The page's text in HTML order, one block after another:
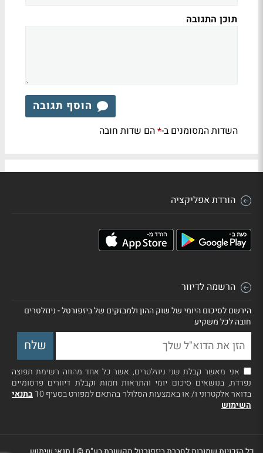
תוכן התגובה
הוסף תגובה
השדות המסומנים ב-*הם שדות חובה
הורדת אפליקציה
הרשמה לדיוור
הירשם לסיכום היומי של שוק ההון ולמבזקים של ביזפורטל - ניוזלטרים
חובה לכל משקיע
אני מאשר קבלת שני ניוזלטרים, אשר כל אחד מהווה רשימת תפוצה
נפרדת, בנושאים סיכום יומי והתראות חמות וקבלת דיוורים פרסומיים
בדואר אלקטרוני ו/ או באמצעות הסלולר בהתאם למפורט בסעיף 10
בתנאי
השימוש